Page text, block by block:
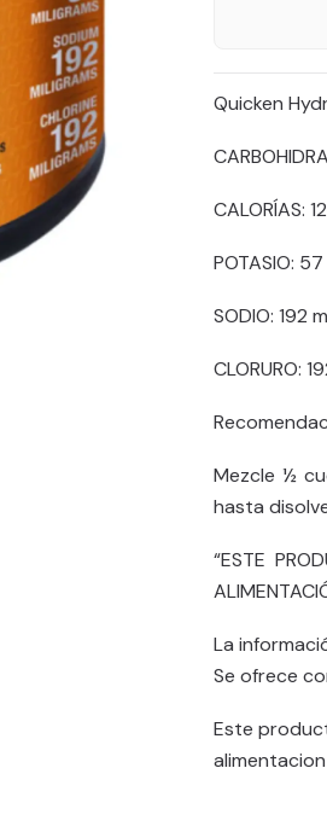
Quicken
CALORÍAS:
POTASIO:
SODIO: 192
CLORURO:
Mezcle ½
hasta
“ESTE
La
Se ofrece
Este